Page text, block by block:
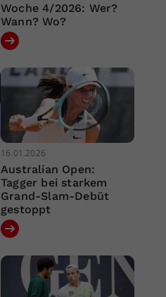
Woche 4/2026: Wer?
Wann? Wo?
16.01.2026
Australian Open:
Tagger bei starkem
Grand-Slam-Debüt
gestoppt